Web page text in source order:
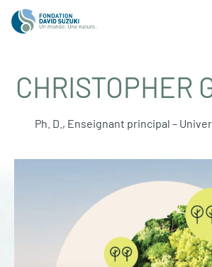
CHRISTOPHER
Ph. D., Enseignant principal –